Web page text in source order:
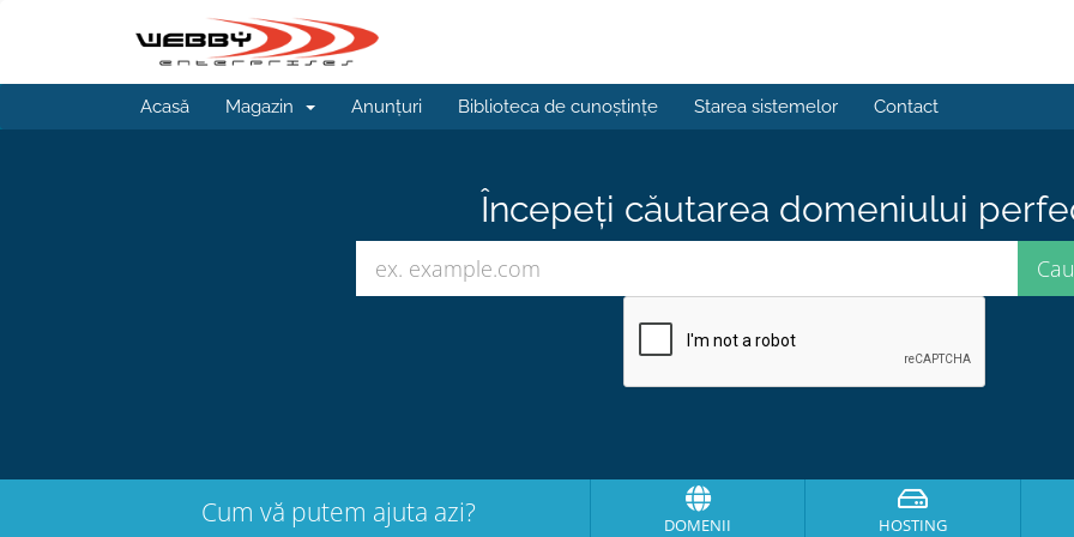
Acasă Magazin Anunțuri Biblioteca de cunoștințe Starea sistemelor Contact
Începeți căutarea domeniului
Cum vă putem ajuta azi? DOMENII HOSTING